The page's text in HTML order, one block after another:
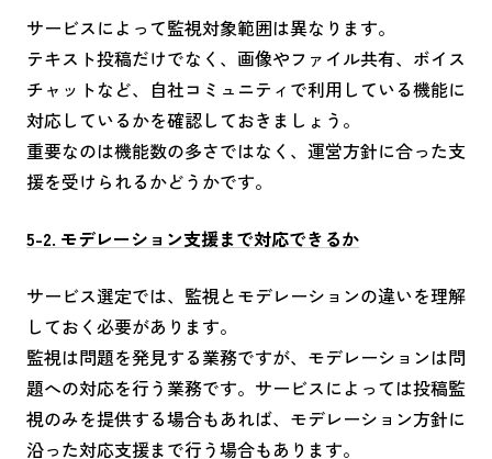
サービスによって監視対象範囲は異なります。
テキスト投稿だけでなく、画像やファイル共有、ボイス
チャットなど、自社コミュニティで利用している機能に
対応しているかを確認しておきましょう。
重要なのは機能数の多さではなく、運営方針に合った支
援を受けられるかどうかです。
5-2. モデレーション支援まで対応できるか
サービス選定では、監視とモデレーションの違いを理解
しておく必要があります。
監視は問題を発見する業務ですが、モデレーションは問
題への対応を行う業務です。サービスによっては投稿監
視のみを提供する場合もあれば、モデレーション方針に
沿った対応支援まで行う場合もあります。